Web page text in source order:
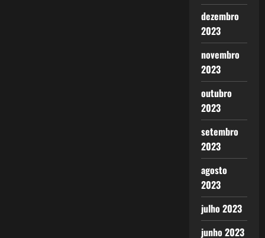
dezembro
2023
novembro
2023
outubro
2023
setembro
2023
agosto
2023
julho 2023
junho 2023